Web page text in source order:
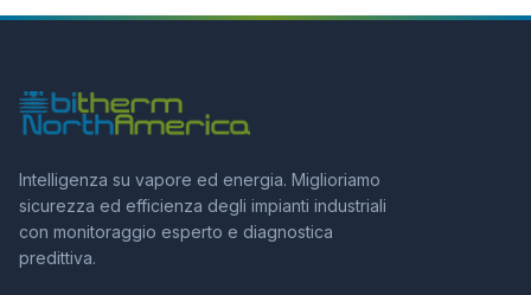
Intelligenza su vapore ed energia. Miglioriamo
sicurezza ed efficienza degli impianti industriali
con monitoraggio esperto e diagnostica
predittiva.